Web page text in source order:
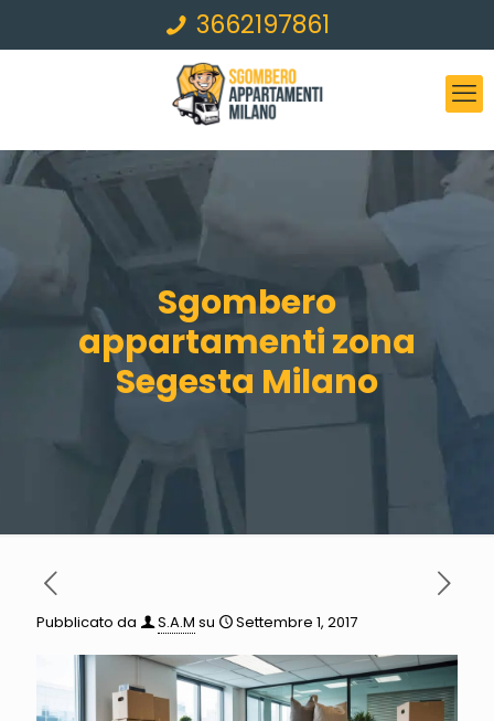
3662197861
Sgombero
appartamenti zona
Segesta Milano
Pubblicato da S.A.M su Settembre 1, 2017